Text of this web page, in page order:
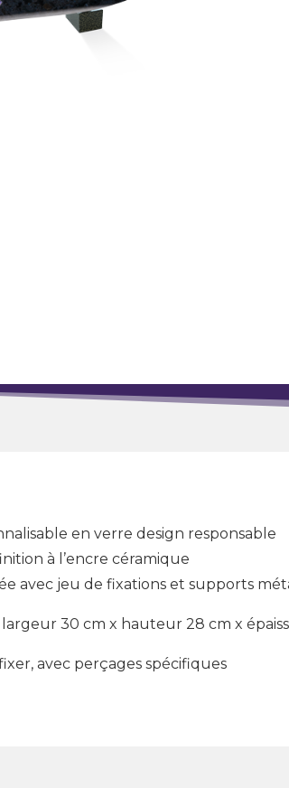
en verre design responsable
à l’encre céramique
avec jeu de fixations et supports
30 cm x hauteur 28 cm x
avec perçages spécifiques